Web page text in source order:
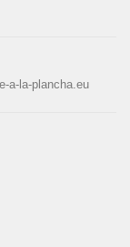
a-la-plancha.eu